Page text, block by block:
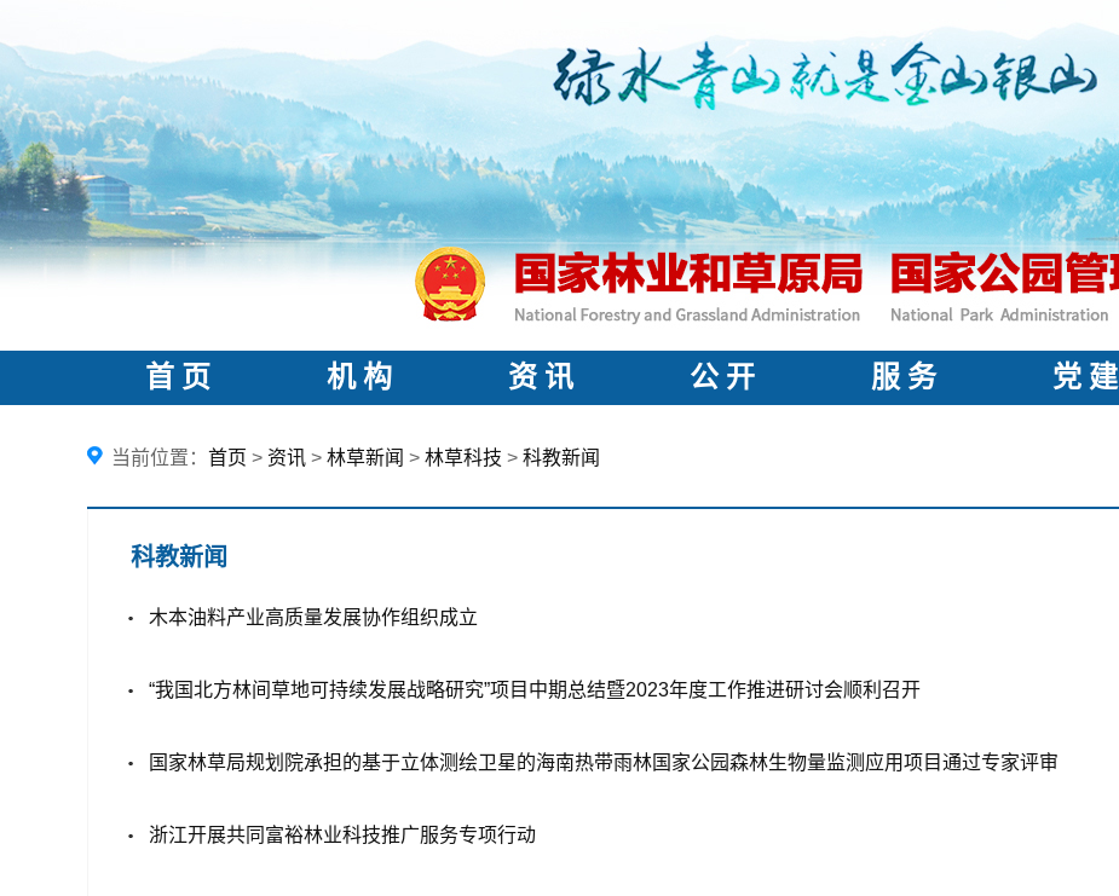
首 页 机 构 资 讯 公 开 服 务 党 建
当前位置： 首页 > 资讯 > 林草新闻 > 林草科技 > 科教新闻
科教新闻
木本油料产业高质量发展协作组织成立
“我国北方林间草地可持续发展战略研究”项目中期总结暨2023年度工作推进研讨会顺利召开
国家林草局规划院承担的基于立体测绘卫星的海南热带雨林国家公园森林生物量监测应用项目通过专家评审
浙江开展共同富裕林业科技推广服务专项行动